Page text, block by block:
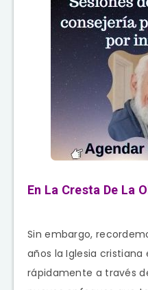
En La Cresta De La
Sin embargo,
años la Iglesia
rápidamente a través